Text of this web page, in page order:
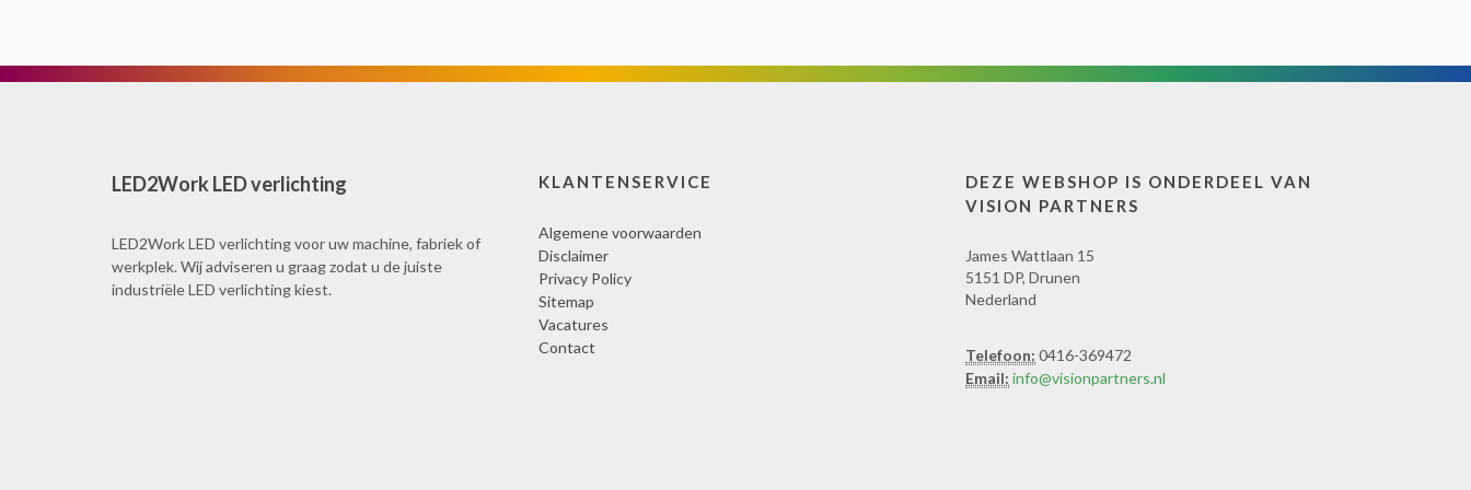
LED2Work LED verlichting
LED2Work LED verlichting voor uw machine, fabriek of
werkplek. Wij adviseren u graag zodat u de juiste
industriële LED verlichting kiest.
KLANTENSERVICE
Algemene voorwaarden
Disclaimer
Privacy Policy
Sitemap
Vacatures
Contact
DEZE WEBSHOP IS ONDERDEEL VAN
VISION PARTNERS
James Wattlaan 15
5151 DP, Drunen
Nederland
Telefoon: 0416-369472
Email: info@visionpartners.nl